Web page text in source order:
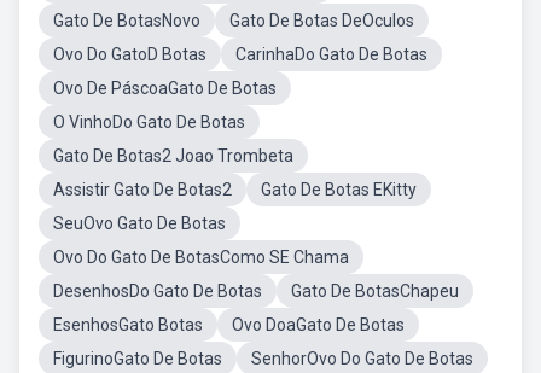
Gato De BotasNovo
Gato De Botas DeOculos
Ovo Do GatoD Botas
CarinhaDo Gato De Botas
Ovo De PáscoaGato De Botas
O VinhoDo Gato De Botas
Gato De Botas2 Joao Trombeta
Assistir Gato De Botas2
Gato De Botas EKitty
SeuOvo Gato De Botas
Ovo Do Gato De BotasComo SE Chama
DesenhosDo Gato De Botas
Gato De BotasChapeu
EsenhosGato Botas
Ovo DoaGato De Botas
FigurinoGato De Botas
SenhorOvo Do Gato De Botas